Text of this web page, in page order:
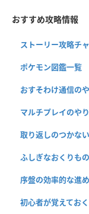
おすすめ攻略情報
ストーリー攻略チ
ポケモン図鑑一覧
おすそわけ通信の
マルチプレイのや
取り返しのつかな
ふしぎなおくりも
序盤の効率的な進
初心者が覚えてお